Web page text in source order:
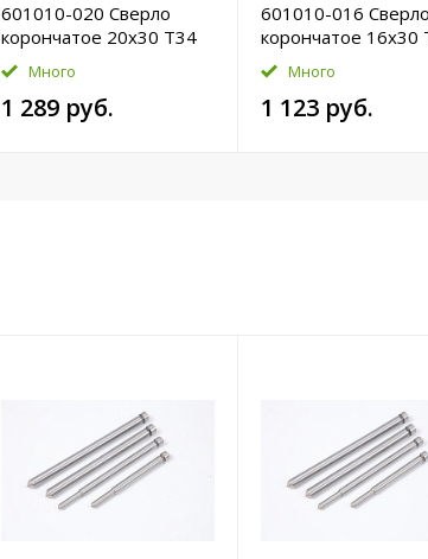
601010-020 Сверло
корончатое 20х30 T34
HSS-Pro
Много
1 289 руб.
601010-016 Сверло
корончатое 16х30
HSS-Pro
Много
1 123 руб.